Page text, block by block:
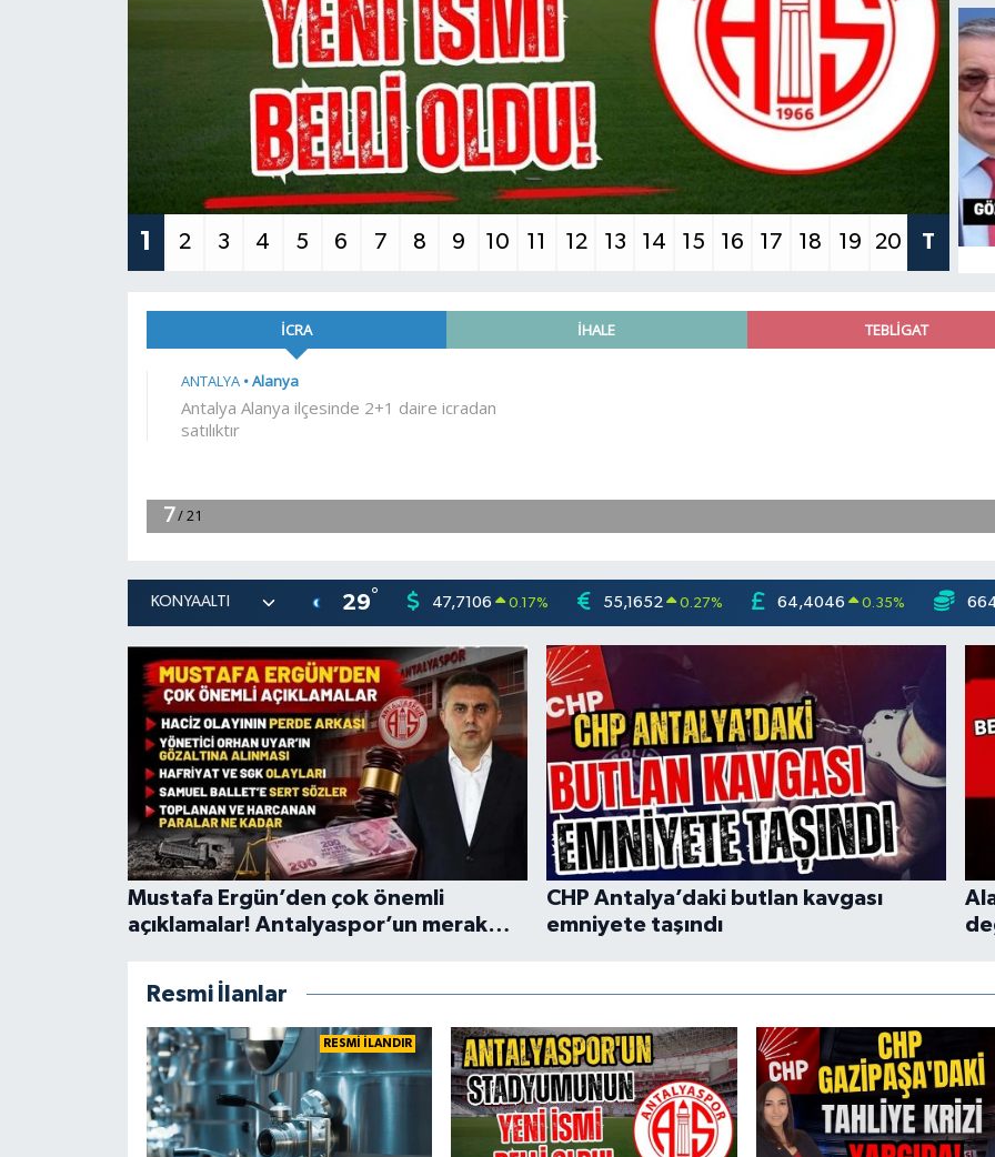
1 2 3 4 5 6 7 8 9 10 11 12 13 14 15 16 17 18 19 20 T
29° 47,7106 0.17% 55,1652 0.27% 64,4046 0.35%
Mustafa Ergün’den çok önemli
açıklamalar! Antalyaspor’un merak
CHP Antalya’daki butlan kavgası
emniyete taşındı
Resmi İlanlar
RESMİ İLANDIR